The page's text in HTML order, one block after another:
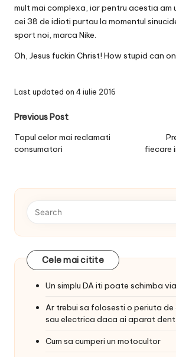
mult mai complexa, iar pentru acestia am
cei 38 de idioti purtau la momentul
sport noi, marca Nike.
Oh, Jesus fuckin Christ! How stupid can
Last updated on 4 iulie 2016
Post
navigation
Previous Post
Topul celor mai reclamati
consumatori
fiecare
Cele mai citite
Un simplu DA iti poate schimba
Ar trebui sa folosesti o periuta de
sau electrica daca ai aparat
Cum sa cumperi un motocultor